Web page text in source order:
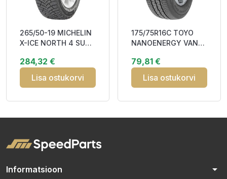
265/50-19 MICHELIN
X-ICE NORTH 4 SUV
Studded 3P
284,32 €
Lisa ostukorvi
175/75R16C TOYO
NANOENERGY VAN
DBB70
79,81 €
Lisa ostukorvi
Informatsioon arrow_drop_down